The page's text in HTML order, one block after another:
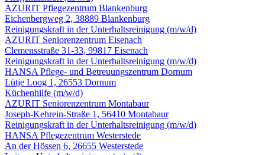
AZURIT Pflegezentrum Blankenburg
Eichenbergweg 2, 38889 Blankenburg
Reinigungskraft in der Unterhalts­reinigung (m/w/d)
AZURIT Seniorenzentrum Eisenach
Clemensstraße 31-33, 99817 Eisenach
Reinigungskraft in der Unterhalts­reinigung (m/w/d)
HANSA Pflege- und Betreuungszentrum Dornum
Lütje Loog 1, 26553 Dornum
Küchenhilfe (m/w/d)
AZURIT Seniorenzentrum Montabaur
Joseph-Kehrein-Straße 1, 56410 Montabaur
Reinigungskraft in der Unterhalts­reinigung (m/w/d)
HANSA Pflegezentrum Westerstede
An der Hössen 6, 26655 Westerstede